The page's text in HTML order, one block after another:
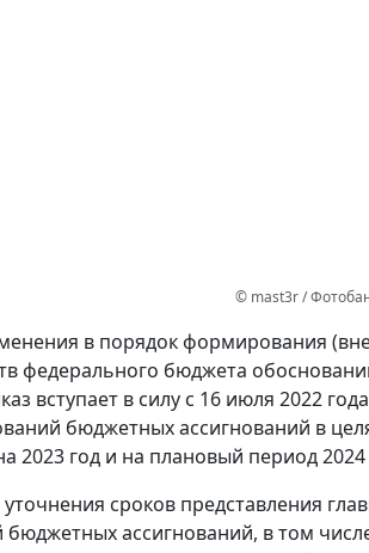
© mast3r /
в порядок формирования
федерального бюджета
вступает в силу с 16 июля 2022
бюджетных ассигнований в
2023 год и на плановый период 2024
сроков представления
ассигнований, в том